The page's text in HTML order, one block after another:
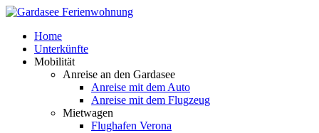
Home
Unterkünfte
Mobilität
Anreise an den Gardasee
Anreise mit dem Auto
Anreise mit dem Flugzeug
Mietwagen
Flughafen Verona